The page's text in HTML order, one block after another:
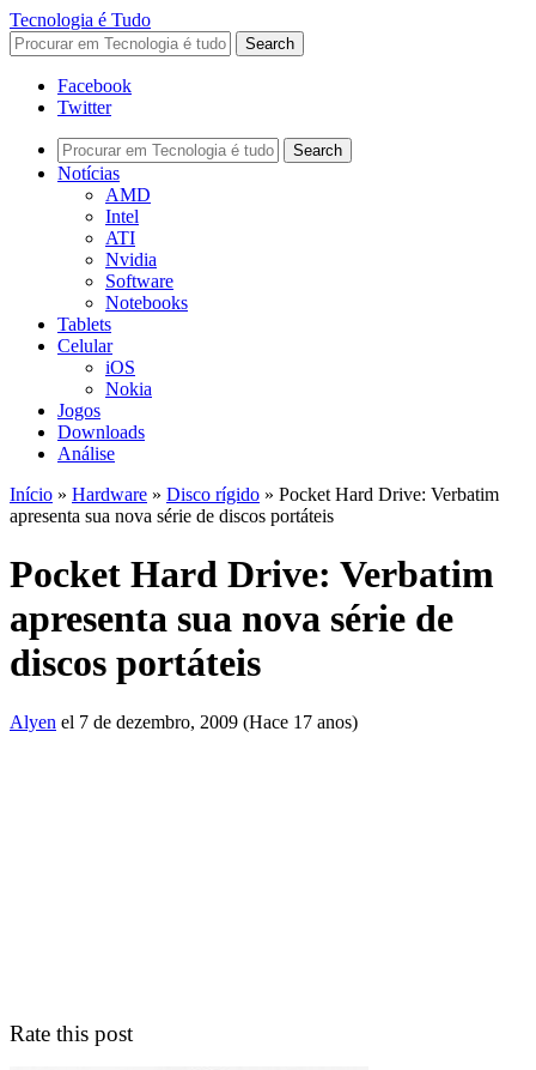
Tecnologia é Tudo
Facebook
Twitter
Notícias
AMD
Intel
ATI
Nvidia
Software
Notebooks
Tablets
Celular
iOS
Nokia
Jogos
Downloads
Análise
Início » Hardware » Disco rígido » Pocket Hard Drive: Verbatim
apresenta sua nova série de discos portáteis
Pocket Hard Drive: Verbatim
apresenta sua nova série de
discos portáteis
Alyen el 7 de dezembro, 2009 (Hace 17 anos)
Rate this post